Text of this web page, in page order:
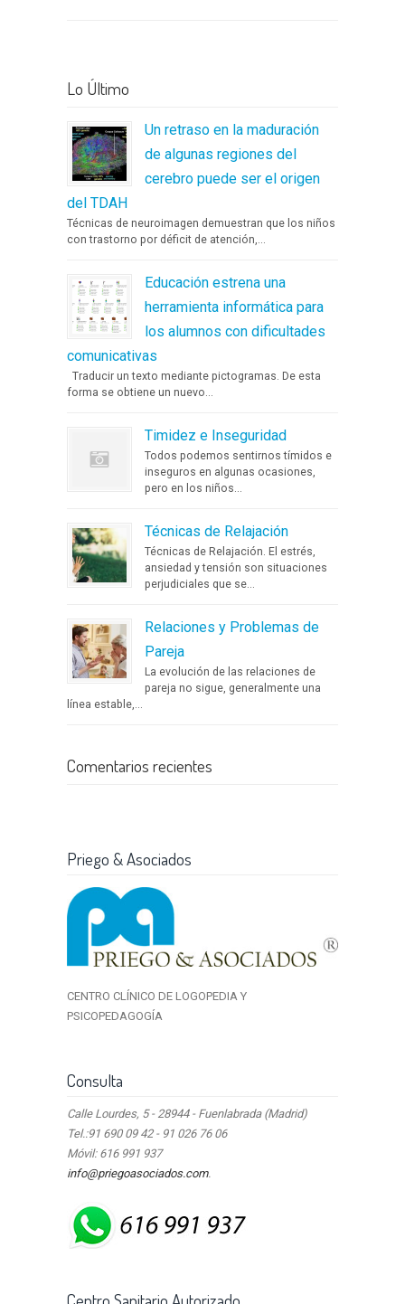
Lo Último
Un retraso en la maduración
de algunas regiones del
cerebro puede ser el origen
del TDAH
Técnicas de neuroimagen demuestran que los niños
con trastorno por déficit de atención,...
Educación estrena una
herramienta informática para
los alumnos con dificultades
comunicativas
Traducir un texto mediante pictogramas. De esta
forma se obtiene un nuevo...
Timidez e Inseguridad
Todos podemos sentirnos tímidos e
inseguros en algunas ocasiones,
pero en los niños...
Técnicas de Relajación
Técnicas de Relajación. El estrés,
ansiedad y tensión son situaciones
perjudiciales que se...
Relaciones y Problemas de
Pareja
La evolución de las relaciones de
pareja no sigue, generalmente una
línea estable,...
Comentarios recientes
Priego & Asociados
CENTRO CLÍNICO DE LOGOPEDIA Y
PSICOPEDAGOGÍA
Consulta
Calle Lourdes, 5 - 28944 - Fuenlabrada (Madrid)
Tel.:91 690 09 42 - 91 026 76 06
Móvil: 616 991 937
info@priegoasociados.com.